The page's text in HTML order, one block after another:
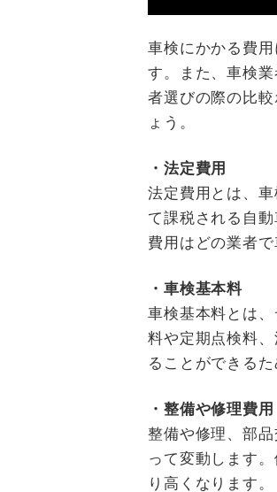
車検にかかる費
す。また、車検
者選びの際の比
ょう。
・法定費用
法定費用とは、
て課税される自
費用はどの業者
・車検基本料
車検基本料とは
料や定期点検料
ることができる
・整備や修理費用
整備や修理、部
って変動します
り高くなります。